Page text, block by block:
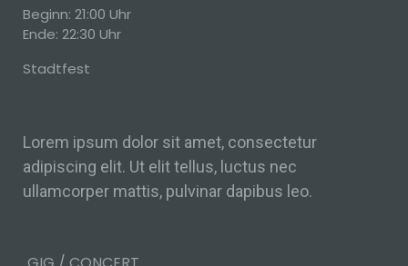
Beginn: 21:00 Uhr
Ende: 22:30 Uhr
Stadtfest
Lorem ipsum dolor sit amet, consectetur
adipiscing elit. Ut elit tellus, luctus nec
ullamcorper mattis, pulvinar dapibus leo.
c) Verarbeitung
Verarbeitung ist jeder mit oder ohne Hilfe
Vorgang oder jede solche Vorgangsreihe im
die Anpassung oder Veränderung, das
Auslesen, das Abfragen, die Verwendung,
die Offenlegung durch Übermittlung,
Verbreitung oder eine andere Form der